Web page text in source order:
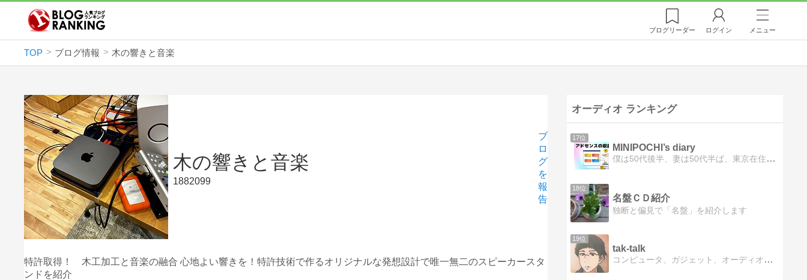
ブログリーダー ログイン メニュー
TOP ブログ情報 木の響きと音楽
木の響きと音楽
1882099
ブ
ロ
グ
を
報
告
特許取得！ 木工加工と音楽の融合 心地よい響きを！特許技術で作るオリジナルな発想設計で唯一無二のスピーカースタ
ンドを紹介
オーディオ ランキング
17位
MINIPOCHI’s diary
僕は50代後半、妻は50代半ば、東京在住です。子供二人、犬一匹(ポチ)、車は2002年式BMWミニです。ドライブ、株式投資、ペット、オーディオ、音楽、時計等、雑記ブログです。
18位
名盤ＣＤ紹介
独断と偏見で「名盤」を紹介します
19位
tak-talk
コンピュータ、ガジェット、オーディオ、クラシック音楽、ロードバイク、クロスバイク、動画編集、写真が大好きです。お気に入りのものを紹介したりしています。